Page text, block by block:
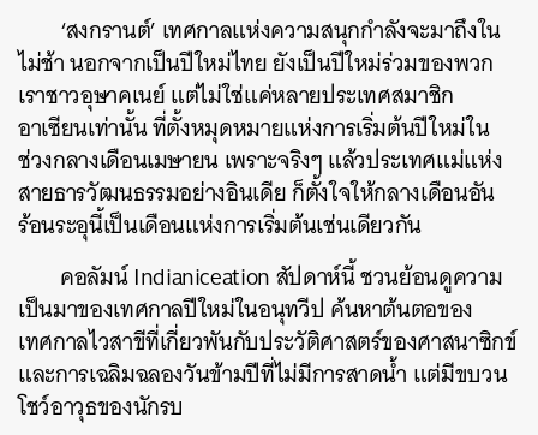
‘สงกรานต์’ เทศกาลแห่งความสนุกกำลังจะมาถึงใน
ไม่ช้า นอกจากเป็นปีใหม่ไทย ยังเป็นปีใหม่ร่วมของพวก
เราชาวอุษาคเนย์ แต่ไม่ใช่แค่หลายประเทศสมาชิก
อาเซียนเท่านั้น ที่ตั้งหมุดหมายแห่งการเริ่มต้นปีใหม่ใน
ช่วงกลางเดือนเมษายน เพราะจริงๆ แล้วประเทศแม่แห่ง
สายธารวัฒนธรรมอย่างอินเดีย ก็ตั้งใจให้กลางเดือนอัน
ร้อนระอุนี้เป็นเดือนแห่งการเริ่มต้นเช่นเดียวกัน
คอลัมน์ Indianiceation สัปดาห์นี้ ชวนย้อนดูความ
เป็นมาของเทศกาลปีใหม่ในอนุทวีป ค้นหาต้นตอของ
เทศกาลไวสาขีที่เกี่ยวพันกับประวัติศาสตร์ของศาสนาซิกข์
และการเฉลิมฉลองวันข้ามปีที่ไม่มีการสาดน้ำ แต่มีขบวน
โชว์อาวุธของนักรบ